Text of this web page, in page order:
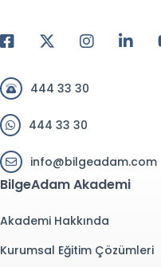
444 33 30
444 33 30
info@bilgeadam.com
BilgeAdam Akademi
Akademi Hakkında
Kurumsal Eğitim Çözümleri